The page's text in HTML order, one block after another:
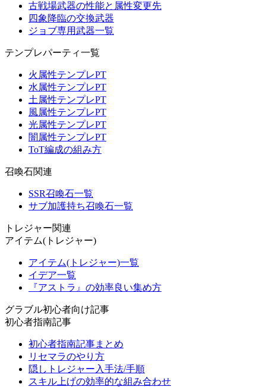
古戦場武器の性能と属性変更先
四象降臨の交換武器
ジョブ専用武器一覧
テンプレパーティ一覧
火属性テンプレPT
水属性テンプレPT
土属性テンプレPT
風属性テンプレPT
光属性テンプレPT
闇属性テンプレPT
ToT編成の組み方
召喚石関連
SSR召喚石一覧
サブ加護持ち召喚石一覧
トレジャー関連
アイテム(トレジャー)
アイテム(トレジャー)一覧
イデア一覧
『アストラ』の効率良い集め方
グラブル初心者向け記事
初心者指南記事
初心者指南記事まとめ
リセマラのやり方
隠しトレジャー入手法/手順
スキル上げの効率的な組み合わせ